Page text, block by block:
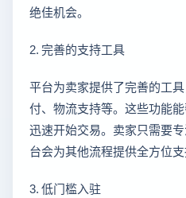
绝佳机会。
2. 完善的支持工具
平台为卖家提供了完善的工
付、物流支持等。这些功能
迅速开始交易。卖家只需要
台会为其他流程提供全方位支
3. 低门槛入驻